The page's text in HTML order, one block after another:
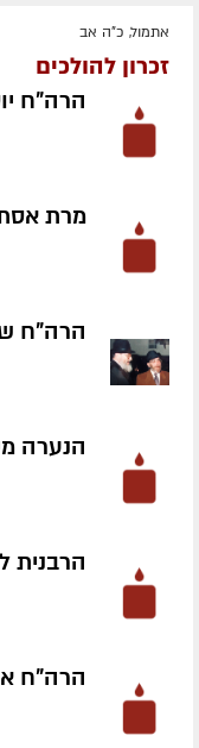
אתמול, כ"ה אב
זכרון להולכים
הרה"ח
מרת
הרה"ח
הנערה
הרבנית
הרה"ח